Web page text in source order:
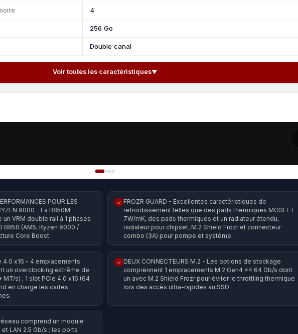
4
256 Go
Double canal
Voir toutes les caractéristiques▼
POUR LES
9000 - La B850M
un VRM double rail à 1 phases
B850 (AM5, Ryzen 9000 /
Core Boost.
✓ FROZR GUARD - Excellentes caractéristiques de
refroidissement telles que des pads thermiques MOSFET
7W/mK, des pads thermiques et un radiateur étendu,
radiateur pour chipset, M.2 Shield Frozr et connecteur
combo (3A) pour pompe et système.
4.0 x16 - 4 emplacements
un overclocking extrême de
MT/s) ; 1 slot PCIe 4.0 x16 (64
en charge les cartes
✓ DEUX CONNECTEURS M.2 - Les options de stockage
comprennent 1 emplacements M.2 Gen4 x4 64 Gb/s dont
un avec M.2 Shield Frozr pour éviter le throttling thermique
lors des accès ultra-rapides au SSD
comprend un module
LAN 2.5 Gb/s ; les ports